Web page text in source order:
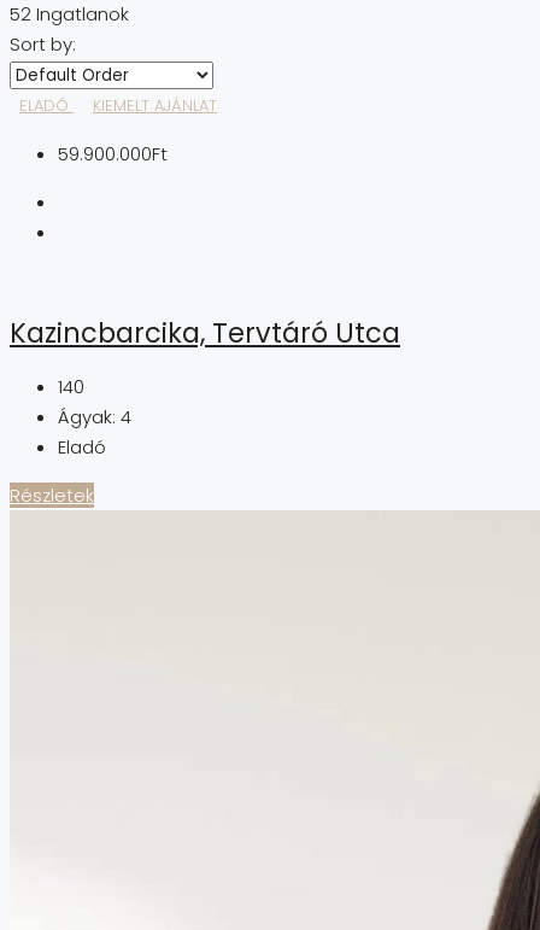
52 Ingatlanok
Sort by:
ELADÓ KIEMELT AJÁNLAT
59.900.000Ft
Kazincbarcika, Tervtáró Utca
140
Ágyak: 4
Eladó
Részletek